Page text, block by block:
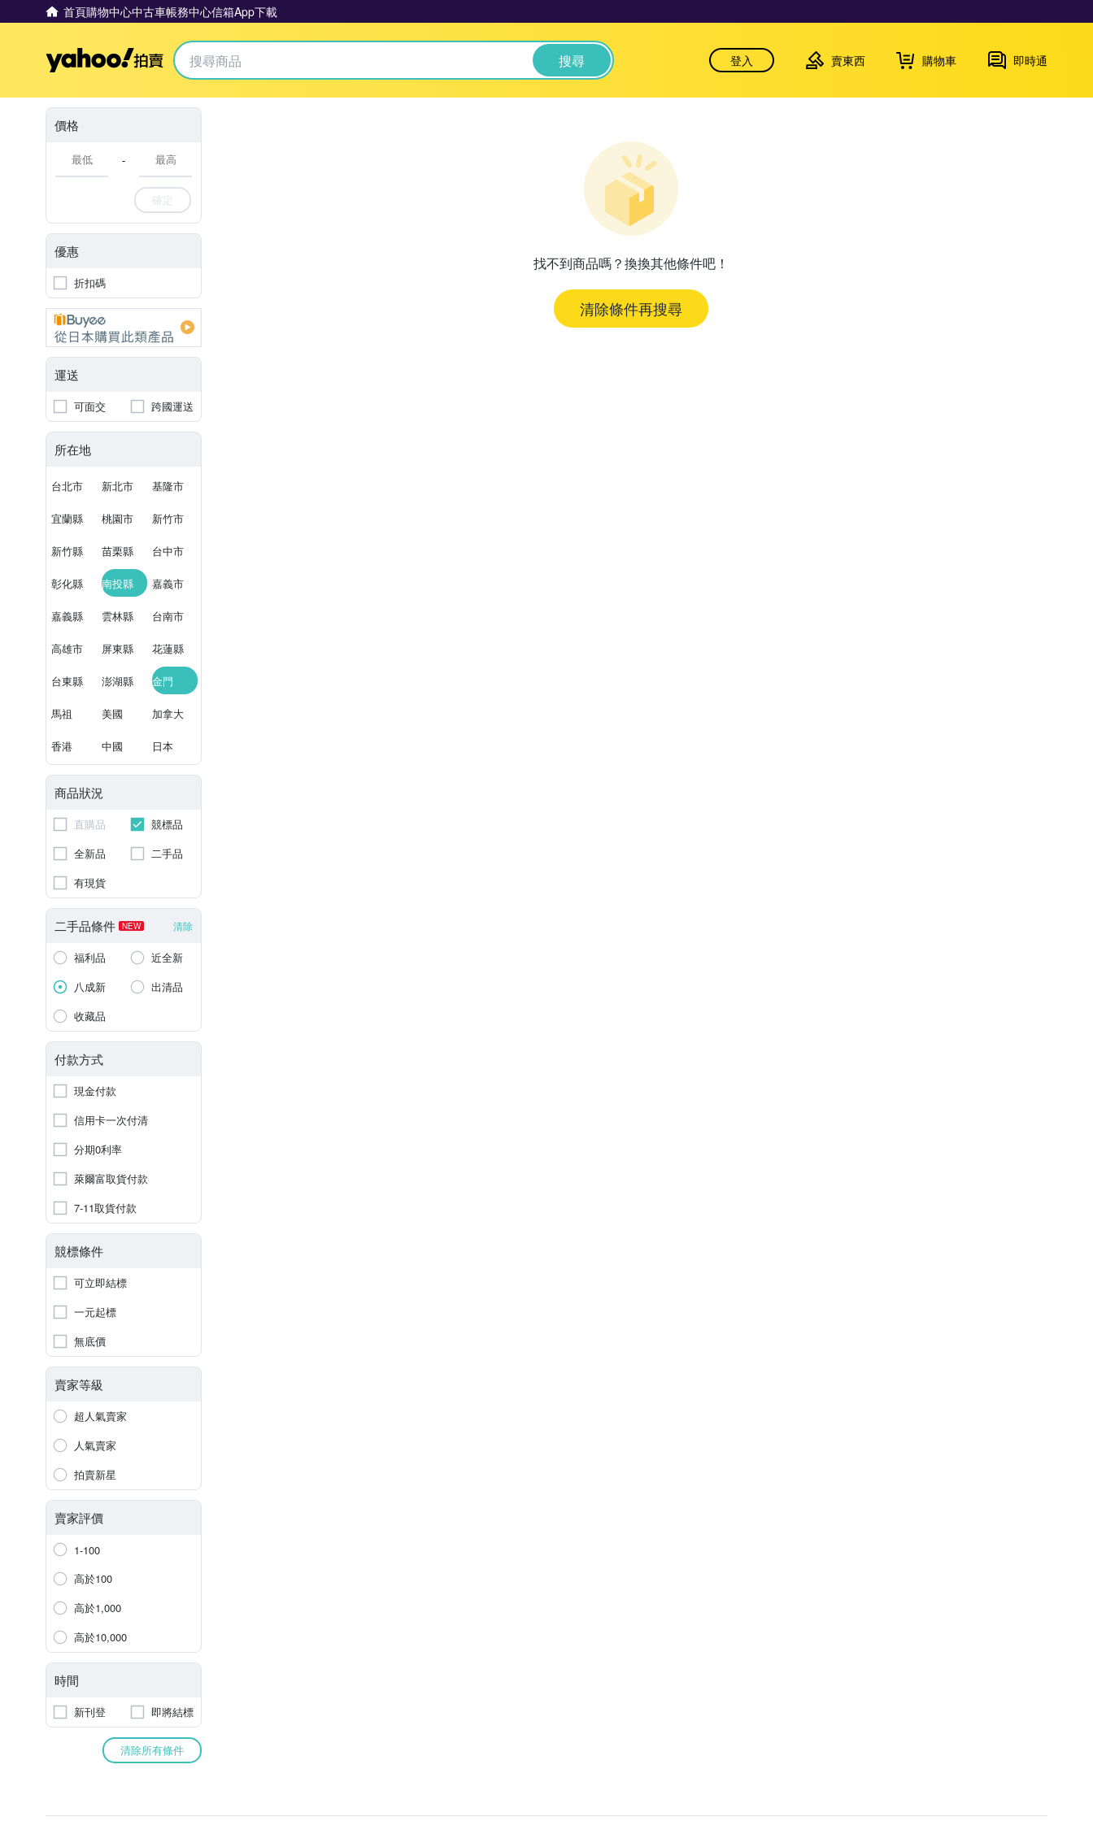
首頁購物中心中古車帳務中心信箱App下載
Yahoo拍賣 搜尋 登入 賣東西 購物車 即時通
價格
-
確定
優惠
折扣碼
運送
可面交 跨國運送
所在地
台北市 新北市 基隆市
宜蘭縣 桃園市 新竹市
新竹縣 苗栗縣 台中市
彰化縣 南投縣 嘉義市
嘉義縣 雲林縣 台南市
高雄市 屏東縣 花蓮縣
台東縣 澎湖縣 金門
馬祖 美國 加拿大
香港 中國 日本
商品狀況
直購品
競標品
全新品
二手品
有現貨
二手品條件 NEW 清除
福利品
近全新
八成新
出清品
收藏品
付款方式
現金付款
信用卡一次付清
分期0利率
萊爾富取貨付款
7-11取貨付款
競標條件
可立即結標
一元起標
無底價
賣家等級
超人氣賣家
人氣賣家
拍賣新星
賣家評價
1-100
高於100
高於1,000
高於10,000
時間
新刊登 即將結標
清除所有條件
找不到商品嗎？換換其他條件吧！
清除條件再搜尋